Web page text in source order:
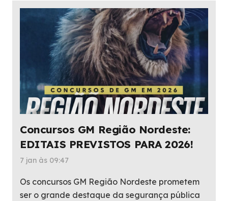
Concursos GM Região Nordeste:
EDITAIS PREVISTOS PARA 2026!
7 jan às 09:47
Os concursos GM Região Nordeste prometem
ser o grande destaque da segurança pública